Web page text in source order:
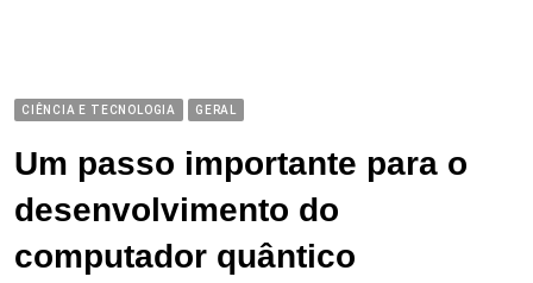
CIÊNCIA E TECNOLOGIA GERAL
Um passo importante para o
desenvolvimento do
computador quântico